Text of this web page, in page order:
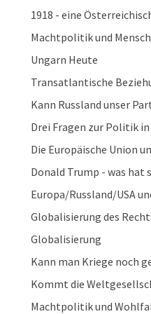
1918 - eine
Machtpolitik und
Ungarn Heute
Transatlantische
Kann Russland unser
Drei Fragen zur Politik
Die Europäische Union
Donald Trump - was hat
Europa/Russland/USA
Globalisierung des
Globalisierung
Kann man Kriege noch
Kommt die
Machtpolitik und